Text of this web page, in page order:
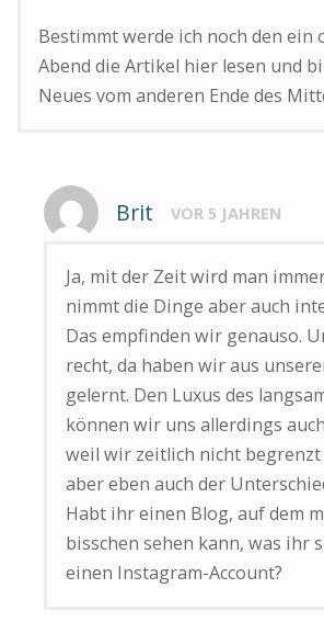
Bestimmt werde ich noch den ein
Abend die Artikel hier lesen und
Neues vom anderen Ende des
Brit VOR 5 JAHREN
Ja, mit der Zeit wird man
nimmt die Dinge aber auch
Das empfinden wir genauso.
recht, da haben wir aus
gelernt. Den Luxus des
können wir uns allerdings
weil wir zeitlich nicht begrenzt
aber eben auch der
Habt ihr einen Blog, auf dem
bisschen sehen kann, was ihr
einen Instagram-Account?